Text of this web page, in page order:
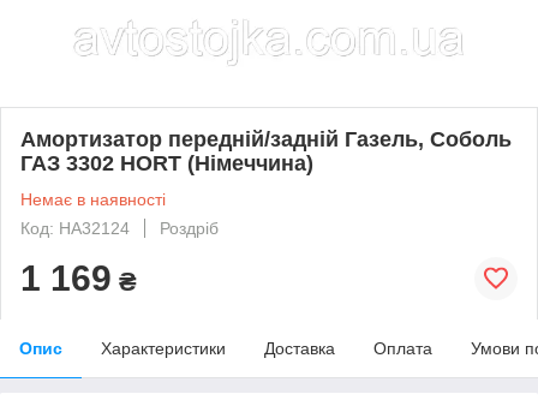
Амортизатор передній/задній Газель, Соболь
ГАЗ 3302 HORT (Німеччина)
Немає в наявності
Код: HA32124
Роздріб
1 169 ₴
Опис Характеристики Доставка Оплата Умови